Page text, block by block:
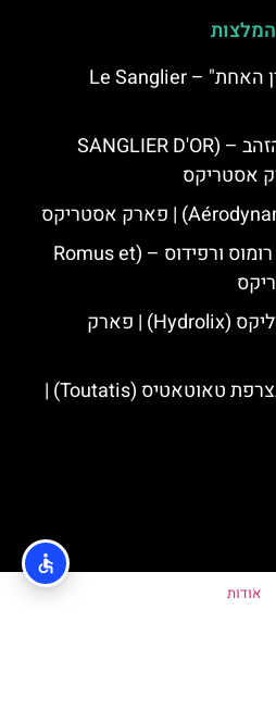
המלצות
מסעדת "החזיר בעל העין האחת" – Le Sanglier
מגרש המשחקים חזיר הזהב – (SANGLIER D'OR
השייט האקסטרימי של רומוס ורפידוס – (Romus et
אטרקציה רטובה: הידרוליקס (Hydrolix) | פארק
רכבת ההרים המהירה בצרפת טאוטאטיס (Toutatis) |
אודות